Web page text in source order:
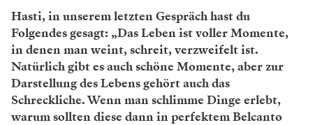
Hasti, in unserem letzten Gespräch hast du
Folgendes gesagt: „Das Leben ist voller Momente,
in denen man weint, schreit, verzweifelt ist.
Natürlich gibt es auch schöne Momente, aber zur
Darstellung des Lebens gehört auch das
Schreckliche. Wenn man schlimme Dinge erlebt,
warum sollten diese dann in perfektem Belcanto